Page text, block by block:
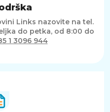
Links nazovite na tel.
do petka, od 8:00 do
1 3096 944